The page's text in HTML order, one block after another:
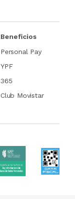
Beneficios
Personal Pay
YPF
365
Club Movistar